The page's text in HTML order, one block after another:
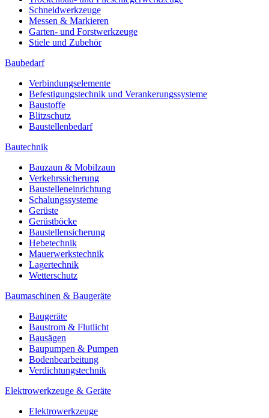
Schneidwerkzeuge
Messen & Markieren
Garten- und Forstwerkzeuge
Stiele und Zubehör
Baubedarf
Verbindungselemente
Befestigungstechnik und Verankerungssysteme
Baustoffe
Blitzschutz
Baustellenbedarf
Bautechnik
Bauzaun & Mobilzaun
Verkehrssicherung
Baustelleneinrichtung
Schalungssysteme
Gerüste
Gerüstböcke
Baustellensicherung
Hebetechnik
Mauerwerkstechnik
Lagertechnik
Wetterschutz
Baumaschinen & Baugeräte
Baugeräte
Baustrom & Flutlicht
Bausägen
Baupumpen & Pumpen
Bodenbearbeitung
Verdichtungstechnik
Elektrowerkzeuge & Geräte
Elektrowerkzeuge